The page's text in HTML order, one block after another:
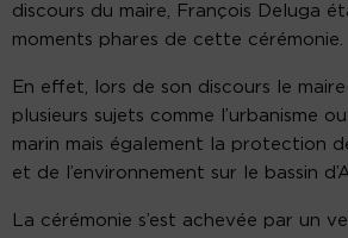
discours du maire, François Deluga
moments phares de cette cérémonie.
En effet, lors de son discours le
plusieurs sujets comme l’urbanisme
marin mais également la protection
et de l’environnement sur le bassin
La cérémonie s’est achevée par un